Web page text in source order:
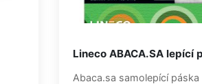
Lineco ABACA.SA lepící
Abaca.sa samolepící páska